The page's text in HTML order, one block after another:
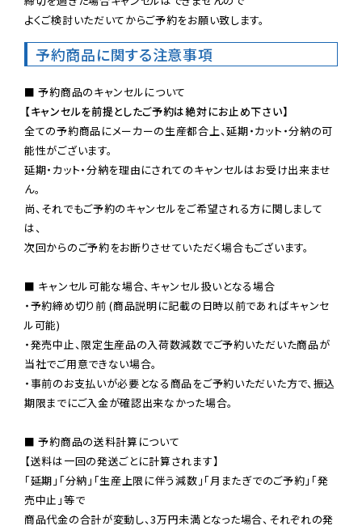
よくご検討いただいてからご予約をお願い致します。
予約商品に関する注意事項
【キャンセルを前提としたご予約は絶対にお止め下さい】
全ての予約商品にメーカーの生産都合上、延期・カット・分納の可
能性がございます。
延期・カット・分納を理由にされてのキャンセルはお受け出来ませ
ん。
尚、それでもご予約のキャンセルをご希望される方に関しまして
は、
次回からのご予約をお断りさせていただく場合もございます。
■ キャンセル可能な場合、キャンセル扱いとなる場合
・予約締め切り前 (商品説明に記載の日時以前であればキャンセ
ル可能)
・発売中止、限定生産品の入荷数減数でご予約いただいた商品が
当社でご用意できない場合。
・事前のお支払いが必要となる商品をご予約いただいた方で、振込
期限までにご入金が確認出来なかった場合。
■ 予約商品の送料計算について
【送料は一回の発送ごとに計算されます】
「延期」「分納」「生産上限に伴う減数」「月またぎでのご予約」「発
売中止」等で
商品代金の合計が変動し、3万円未満となった場合、それぞれの発